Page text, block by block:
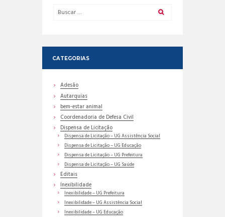
CATEGORIAS
Adesão
Autarquias
bem-estar animal
Coordenadoria de Defesa Civil
Dispensa de Licitação
Dispensa de Licitação – UG Assistência Social
Dispensa de Licitação – UG Educação
Dispensa de Licitação – UG Prefeitura
Dispensa de Licitação – UG Saúde
Editais
Inexibilidade
Inexibilidade – UG Prefeitura
Inexibilidade – UG Assistência Social
Inexibilidade – UG Educação